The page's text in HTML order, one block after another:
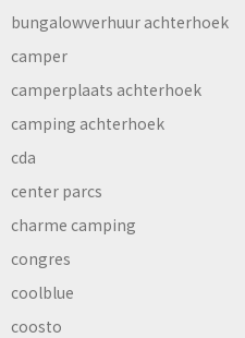
bungalowverhuur achterhoek
camper
camperplaats achterhoek
camping achterhoek
cda
center parcs
charme camping
congres
coolblue
coosto